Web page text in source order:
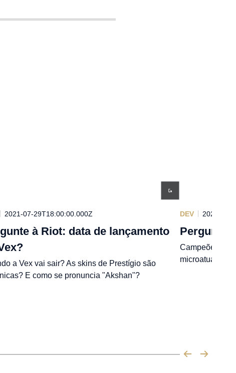
2021-07-29T18:00:00.000Z
à Riot: data de lançamento
a Vex vai sair? As skins de Prestígio são
E como se pronuncia "Akshan"?
DEV 2021-07-
Pergunte
Campeões